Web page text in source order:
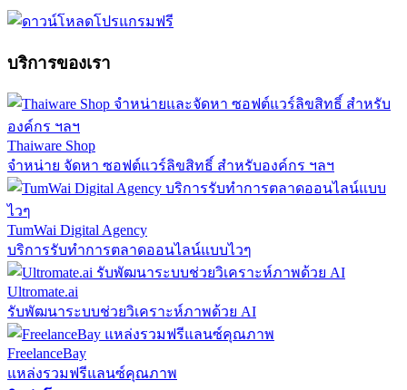
บริการของเรา
Thaiware Shop
จำหน่าย จัดหา ซอฟต์แวร์ลิขสิทธิ์ สำหรับองค์กร ฯลฯ
TumWai Digital Agency
บริการรับทำการตลาดออนไลน์แบบไวๆ
Ultromate.ai
รับพัฒนาระบบช่วยวิเคราะห์ภาพด้วย AI
FreelanceBay
แหล่งรวมฟรีแลนซ์คุณภาพ